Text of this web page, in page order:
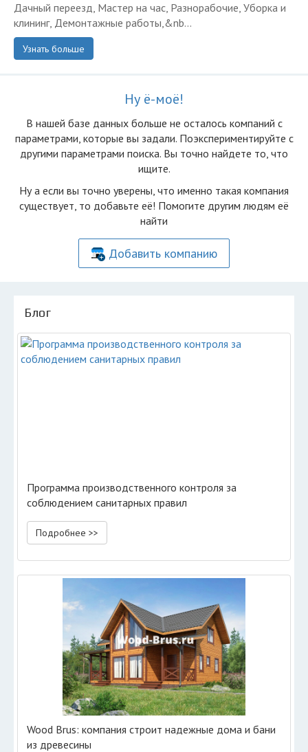
Дачный переезд, Мастер на час, Разнорабочие, Уборка и
клининг, Демонтажные работы,&nb...
Узнать больше
Ну ё-моё!
В нашей базе данных больше не осталоcь компаний с
параметрами, которые вы задали. Поэкспериментируйте с
другими параметрами поиска. Вы точно найдете то, что
ищите.
Ну а если вы точно уверены, что именно такая компания
существует, то добавьте её! Помогите другим людям её
найти
Добавить компанию
Блог
Программа производственного контроля за
соблюдением санитарных правил
Подробнее >>
Wood Brus: компания строит надежные дома и бани
из древесины